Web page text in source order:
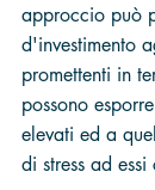
approccio può
d'investimento
promettenti in
possono
elevati ed a
di stress ad